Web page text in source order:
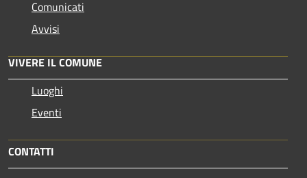
Comunicati
Avvisi
VIVERE IL COMUNE
Luoghi
Eventi
CONTATTI